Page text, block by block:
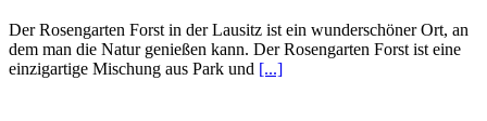
Der Rosengarten Forst in der Lausitz ist ein wunderschöner Ort, an
dem man die Natur genießen kann. Der Rosengarten Forst ist eine
einzigartige Mischung aus Park und [...]